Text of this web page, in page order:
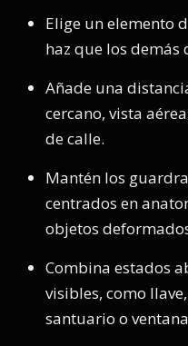
Elige un elemento
haz que los demás
Añade una
cercano, vista
de calle.
Mantén los
centrados en
objetos
Combina estados
visibles, como
santuario o